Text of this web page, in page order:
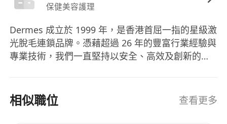
保健美容護理
Dermes 成立於 1999 年，是香港首屈一指的星級激
光脫毛連鎖品牌。憑藉超過 26 年的豐富行業經驗與
專業技術，我們一直堅持以安全、高效及創新的醫
們的專業版圖更延伸至多元化的頂尖醫美範疇，姊
妹品牌包括： Reenex： 膠原自生權威，專注於活
相似職位 查看更多